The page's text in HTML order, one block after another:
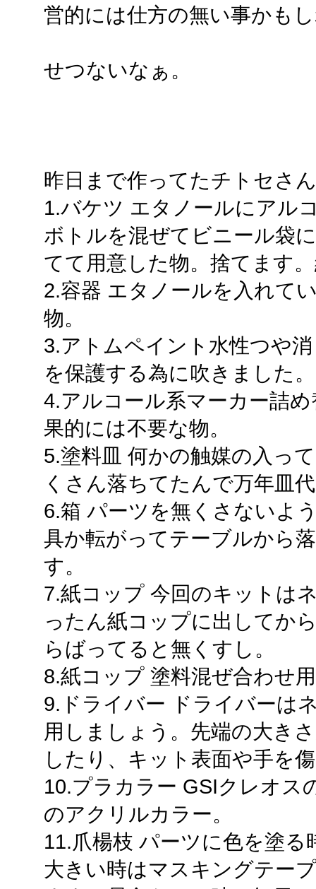
営的には仕方の無い事かも
せつないなぁ。
昨日まで作ってたチトセさ
1.バケツ エタノールにアル
ボトルを混ぜてビニール袋
てて用意した物。捨てます
2.容器 エタノールを入れて
物。
3.アトムペイント水性つや
を保護する為に吹きました。
4.アルコール系マーカー詰
果的には不要な物。
5.塗料皿 何かの触媒の入っ
くさん落ちてたんで万年皿
6.箱 パーツを無くさないよ
具か転がってテーブルから
す。
7.紙コップ 今回のキットは
ったん紙コップに出してか
らばってると無くすし。
8.紙コップ 塗料混ぜ合わせ
9.ドライバー ドライバーは
用しましょう。先端の大き
したり、キット表面や手を
10.プラカラー GSIクレオス
のアクリルカラー。
11.爪楊枝 パーツに色を塗
大きい時はマスキングテー